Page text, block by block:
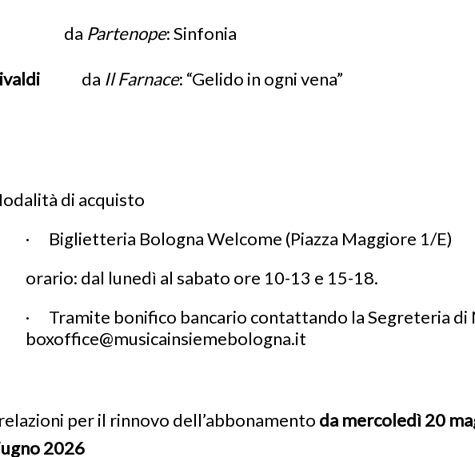
da Partenope: Sinfonia
da Il Farnace: “Gelido in ogni vena”
di acquisto
· Biglietteria Bologna Welcome (Piazza Maggiore 1/E)
orario: dal lunedì al sabato ore 10-13 e 15-18.
· Tramite bonifico bancario contattando la Segreteria di
boxoffice@musicainsiemebologna.it
per il rinnovo dell’abbonamento da mercoledì 20
2026